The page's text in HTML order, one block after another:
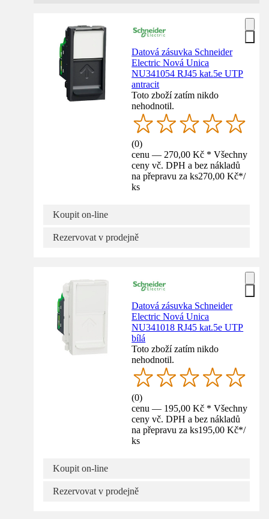
Datová zásuvka Schneider
Electric Nová Unica
NU341054 RJ45 kat.5e UTP
antracit
Toto zboží zatím nikdo
nehodnotil.
(0)
cenu — 270,00 Kč * Všechny
ceny vč. DPH a bez nákladů
na přepravu za ks270,00 Kč*/
ks
Koupit on-line
Rezervovat v prodejně
Datová zásuvka Schneider
Electric Nová Unica
NU341018 RJ45 kat.5e UTP
bílá
Toto zboží zatím nikdo
nehodnotil.
(0)
cenu — 195,00 Kč * Všechny
ceny vč. DPH a bez nákladů
na přepravu za ks195,00 Kč*/
ks
Koupit on-line
Rezervovat v prodejně